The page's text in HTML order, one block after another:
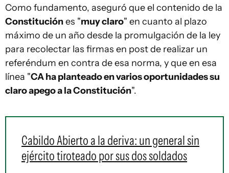
Como fundamento, aseguró que el contenido de la
Constituciónes "muy claro" en cuanto al plazo
máximo de un año desde la promulgación de la ley
para recolectar las firmas en post de realizar un
referéndum en contra de esa norma, y que en esa
línea "CA ha planteado en varios oportunidades su
claro apego a la Constitución".
Cabildo Abierto a la deriva: un general sin
ejército tiroteado por sus dos soldados